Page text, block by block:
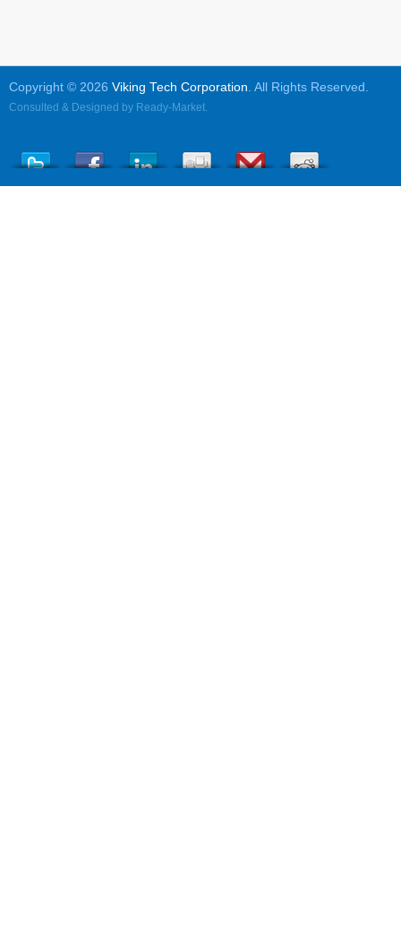
Copyright © 2026 Viking Tech Corporation. All Rights Reserved.
Consulted & Designed by Ready-Market.